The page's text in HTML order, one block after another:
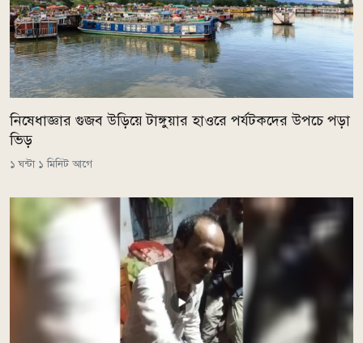
নিষেধাজ্ঞার গুজব উড়িয়ে টাঙ্গুয়ার হাওরে পর্যটকদের উপচে পড়া
ভিড়
১ ঘন্টা ১ মিনিট আগে